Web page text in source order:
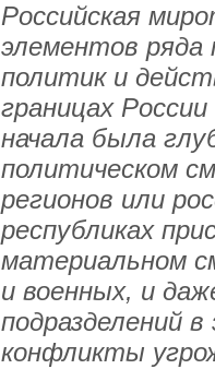
Российская
элементов ряда
политик и
границах
начала была
политическом
регионов или
республиках
материальном
и военных, и
подразделений
конфликты